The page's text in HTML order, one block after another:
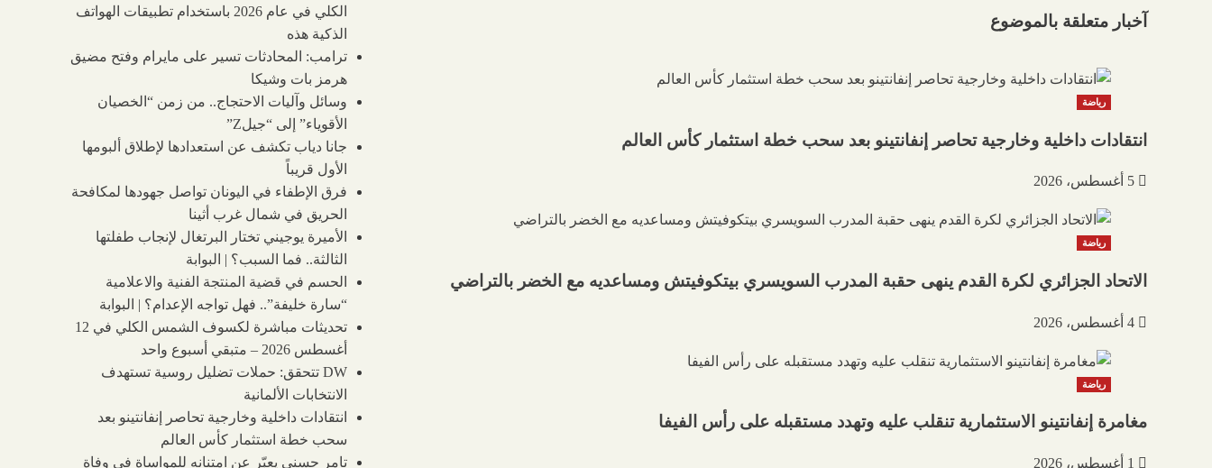
آخبار متعلقة بالموضوع
رياضة
انتقادات داخلية وخارجية تحاصر إنفانتينو بعد سحب خطة استثمار كأس العالم
5 أغسطس، 2026
رياضة
الاتحاد الجزائري لكرة القدم ينهى حقبة المدرب السويسري بيتكوفيتش ومساعديه مع الخضر بالتراضي
4 أغسطس، 2026
رياضة
مغامرة إنفانتينو الاستثمارية تنقلب عليه وتهدد مستقبله على رأس الفيفا
1 أغسطس، 2026
الكلي في عام 2026 باستخدام تطبيقات الهواتف
الذكية هذه
ترامب: المحادثات تسير على مايرام وفتح مضيق
هرمز بات وشيكا
وسائل وآليات الاحتجاج.. من زمن “الخصيان
الأقوياء” إلى “جيلZ”
جانا دياب تكشف عن استعدادها لإطلاق ألبومها
الأول قريباً
فرق الإطفاء في اليونان تواصل جهودها لمكافحة
الحريق في شمال غرب أثينا
الأميرة يوجيني تختار البرتغال لإنجاب طفلتها
الثالثة.. فما السبب؟ | البوابة
الحسم في قضية المنتجة الفنية والاعلامية
“سارة خليفة”.. فهل تواجه الإعدام؟ | البوابة
تحديثات مباشرة لكسوف الشمس الكلي في 12
أغسطس 2026 – متبقي أسبوع واحد
DW تتحقق: حملات تضليل روسية تستهدف
الانتخابات الألمانية
انتقادات داخلية وخارجية تحاصر إنفانتينو بعد
سحب خطة استثمار كأس العالم
تامر حسني يعبّر عن امتنانه للمواساة في وفاة